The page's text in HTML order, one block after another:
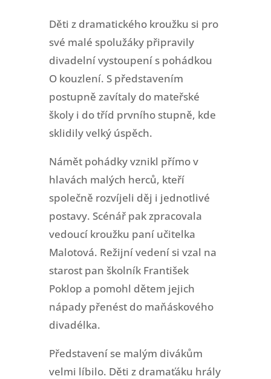
Děti z dramatického kroužku si pro
své malé spolužáky připravily
divadelní vystoupení s pohádkou
O kouzlení. S představením
postupně zavítaly do mateřské
školy i do tříd prvního stupně, kde
sklidily velký úspěch.
Námět pohádky vznikl přímo v
hlavách malých herců, kteří
společně rozvíjeli děj i jednotlivé
postavy. Scénář pak zpracovala
vedoucí kroužku paní učitelka
Malotová. Režijní vedení si vzal na
starost pan školník František
Poklop a pomohl dětem jejich
nápady přenést do maňáskového
divadélka.
Představení se malým divákům
velmi líbilo. Děti z dramaťáku hrály